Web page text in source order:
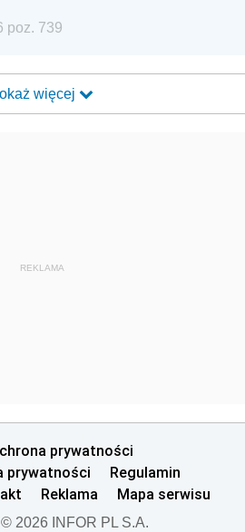
poz. 739
więcej
REKLAMA
prywatności
prywatności
Regulamin
Reklama Mapa serwisu
2026 INFOR PL S.A.